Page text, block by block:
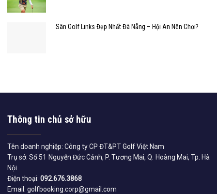
Sân Golf Links Đẹp Nhất Đà Nẵng – Hội An Nên Chơi?
Thông tin chủ sở hữu
Tên doanh nghiệp: Công ty CP ĐT&PT Golf Việt Nam
Trụ sở: Số 51 Nguyễn Đức Cảnh, P. Tương Mai, Q. Hoàng Mai, Tp. Hà
Nội
Điện thoại: 092.676.3868
Email: golfbooking.corp@gmail.com